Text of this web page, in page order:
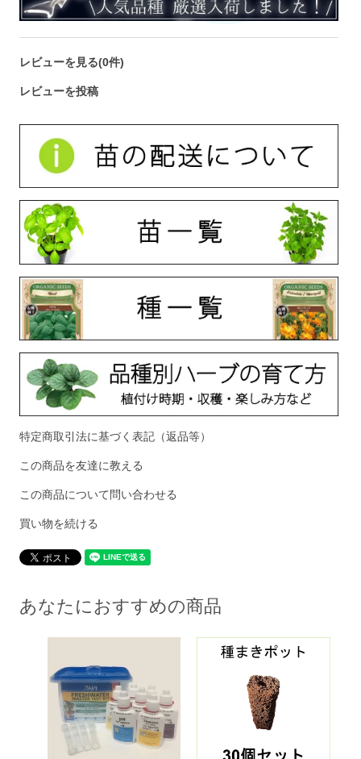
レビューを見る(0件)
レビューを投稿
特定商取引法に基づく表記（返品等）
この商品を友達に教える
この商品について問い合わせる
買い物を続ける
あなたにおすすめの商品